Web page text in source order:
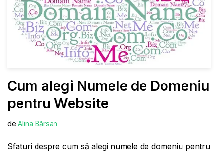
Cum alegi Numele de Domeniu
pentru Website
de Alina Bărsan
Sfaturi despre cum să alegi numele de domeniu pentru